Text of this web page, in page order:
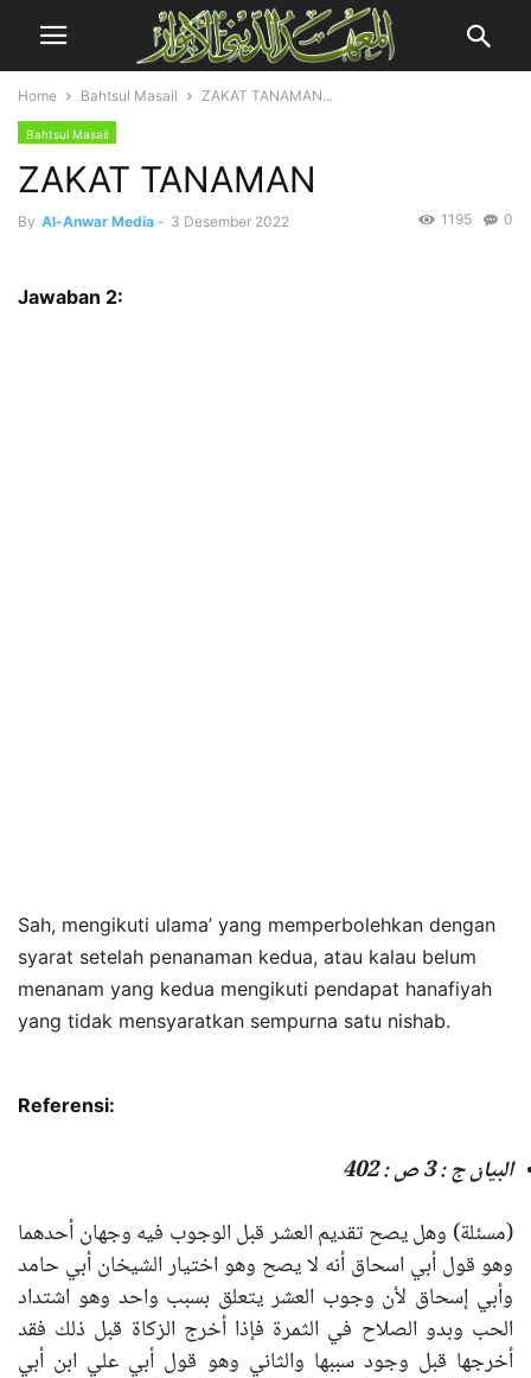
Home Bahtsul Masail ZAKAT TANAMAN...
Bahtsul Masail
ZAKAT TANAMAN
By Al-Anwar Media - 3 Desember 2022 0
1195
Jawaban 2:
Sah, mengikuti ulama’ yang memperbolehkan dengan
syarat setelah penanaman kedua, atau kalau belum
menanam yang kedua mengikuti pendapat hanafiyah
yang tidak mensyaratkan sempurna satu nishab.
Referensi:
البيان ج : 3 ص : 402
(مسئلة) وهل يصح تقديم العشر قبل الوجوب فيه وجهان أحدهما
وهو قول أبي اسحاق أنه لا يصح وهو اختيار الشيخان أبي حامد
وأبي إسحاق لأن وجوب العشر يتعلق بسبب واحد وهو اشتداد
الحب وبدو الصلاح في الثمرة فإذا أخرج الزكاة قبل ذلك فقد
أخرجها قبل وجود سببها والثاني وهو قول أبي علي ابن أبي